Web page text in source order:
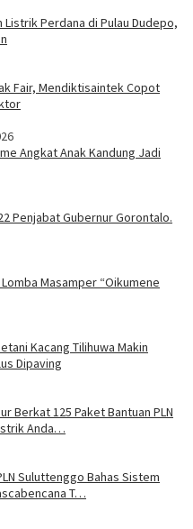
Listrik Perdana di Pulau Dudepo,
Fair, Mendiktisaintek Copot
Angkat Anak Kandung Jadi
Penjabat Gubernur Gorontalo.
Masamper “Oikumene
Kacang Tilihuwa Makin
Dipaving
Berkat 125 Paket Bantuan PLN
Anda…
Suluttenggo Bahas Sistem
T…